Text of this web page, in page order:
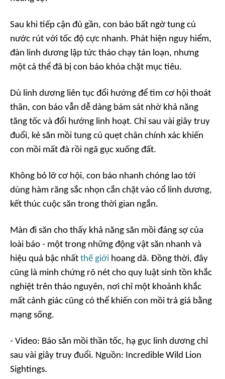
Sau khi tiếp cận đủ gần, con báo bất ngờ tung cú
nước rút với tốc độ cực nhanh. Phát hiện nguy hiểm,
đàn linh dương lập tức tháo chạy tán loạn, nhưng
một cá thể đã bị con báo khóa chặt mục tiêu.
Dù linh dương liên tục đổi hướng để tìm cơ hội thoát
thân, con báo vẫn dễ dàng bám sát nhờ khả năng
tăng tốc và đổi hướng linh hoạt. Chỉ sau vài giây truy
đuổi, kẻ săn mồi tung cú quẹt chân chính xác khiến
con mồi mất đà rồi ngã gục xuống đất.
Không bỏ lỡ cơ hội, con báo nhanh chóng lao tới
dùng hàm răng sắc nhọn cắn chặt vào cổ linh dương,
kết thúc cuộc săn trong thời gian ngắn.
Màn đi săn cho thấy khả năng săn mồi đáng sợ của
loài báo - một trong những động vật săn nhanh và
hiệu quả bậc nhất thế giới hoang dã. Đồng thời, đây
cũng là minh chứng rõ nét cho quy luật sinh tồn khắc
nghiệt trên thảo nguyên, nơi chỉ một khoảnh khắc
mất cảnh giác cũng có thể khiến con mồi trả giá bằng
mạng sống.
- Video: Báo săn mồi thần tốc, hạ gục linh dương chỉ
sau vài giây truy đuổi. Nguồn: Incredible Wild Lion
Sightings.